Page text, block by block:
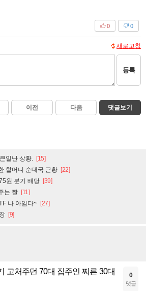
0
0
새로고침
등록
이전 다음 댓글보기
일난 상황. [15]
할머니 순대국 근황 [22]
원 분기 배당 [39]
는 짤 [11]
나 아임다~ [27]
[9]
고처주던 70대 집주인 찌른 30대
0
댓글